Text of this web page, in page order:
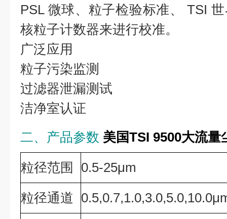
PSL 微球、粒子检验标准、 TSI
核粒子计数器来进行校准。
广泛应用
粒子污染监测
过滤器泄漏测试
洁净室认证
二、产品参数 美国TSI 9500大流量
粒径范围
0.5-25μm
粒径通道